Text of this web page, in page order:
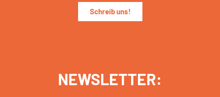
Schreib uns!
NEWSLETTER: